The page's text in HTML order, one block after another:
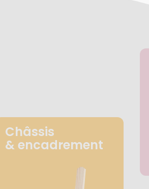
Châssis
& encadrement